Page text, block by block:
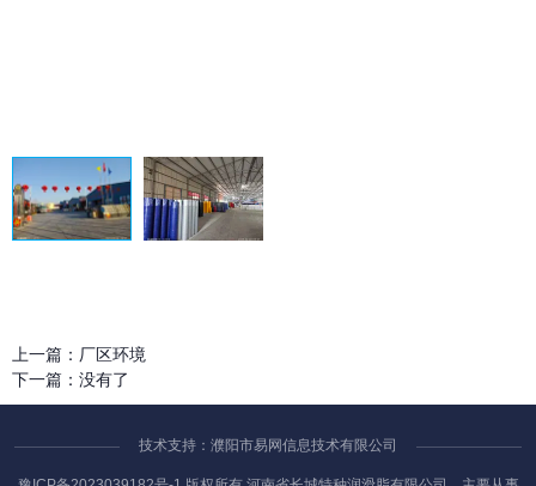
上一篇： 厂区环境
下一篇： 没有了
技术支持：濮阳市易网信息技术有限公司